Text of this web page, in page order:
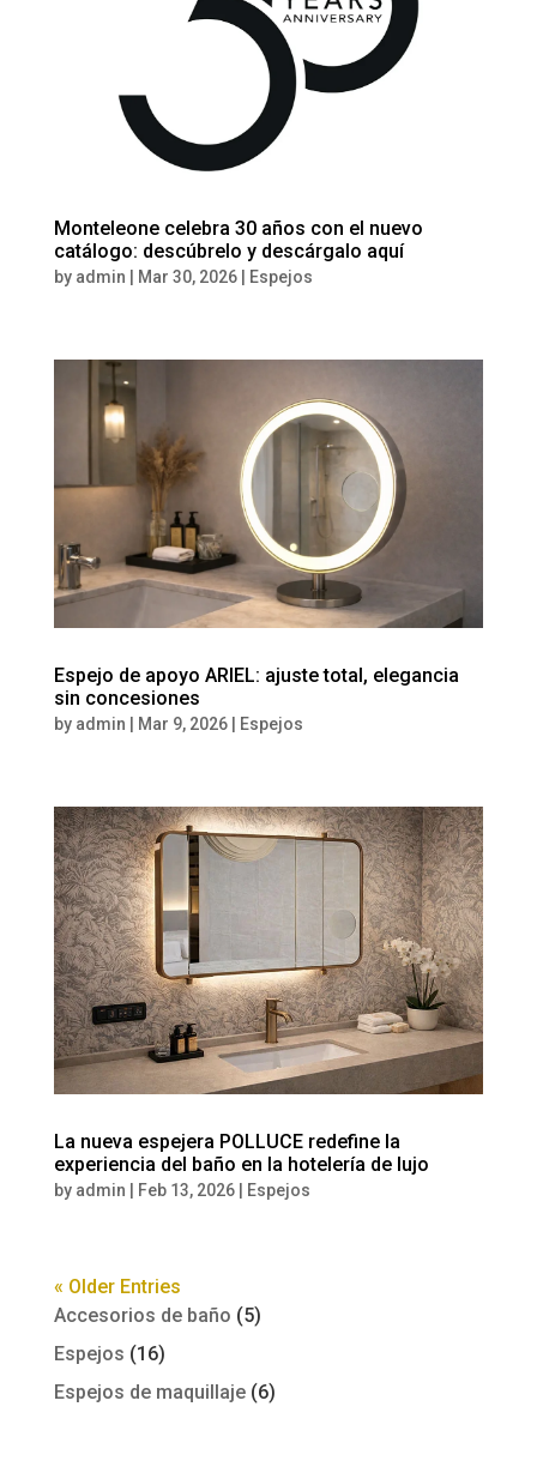
Monteleone celebra 30 años con el nuevo
catálogo: descúbrelo y descárgalo aquí
by admin Mar 30, 2026| Espejos
Espejo de apoyo ARIEL: ajuste total, elegancia
sin concesiones
by admin Mar 9, 2026| Espejos
La nueva espejera POLLUCE redefine la
experiencia del baño en la hotelería de lujo
by admin | Feb 13, 2026| Espejos
« Older Entries
Accesorios de baño (5)
Espejos (16)
Espejos de maquillaje(6)